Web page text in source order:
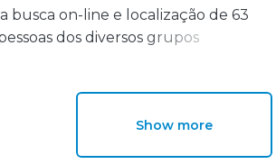
busca on-line e localização de 63
dos diversos grupos
abilidade utilizando o coefi
obtidos nas três dimensões e a
Show more